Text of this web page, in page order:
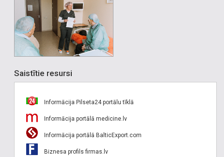
Saistītie resursi
Informācija Pilseta24 portālu tīklā
Informācija portālā medicine.lv
Informācija portālā BalticExport.com
Biznesa profils firmas.lv